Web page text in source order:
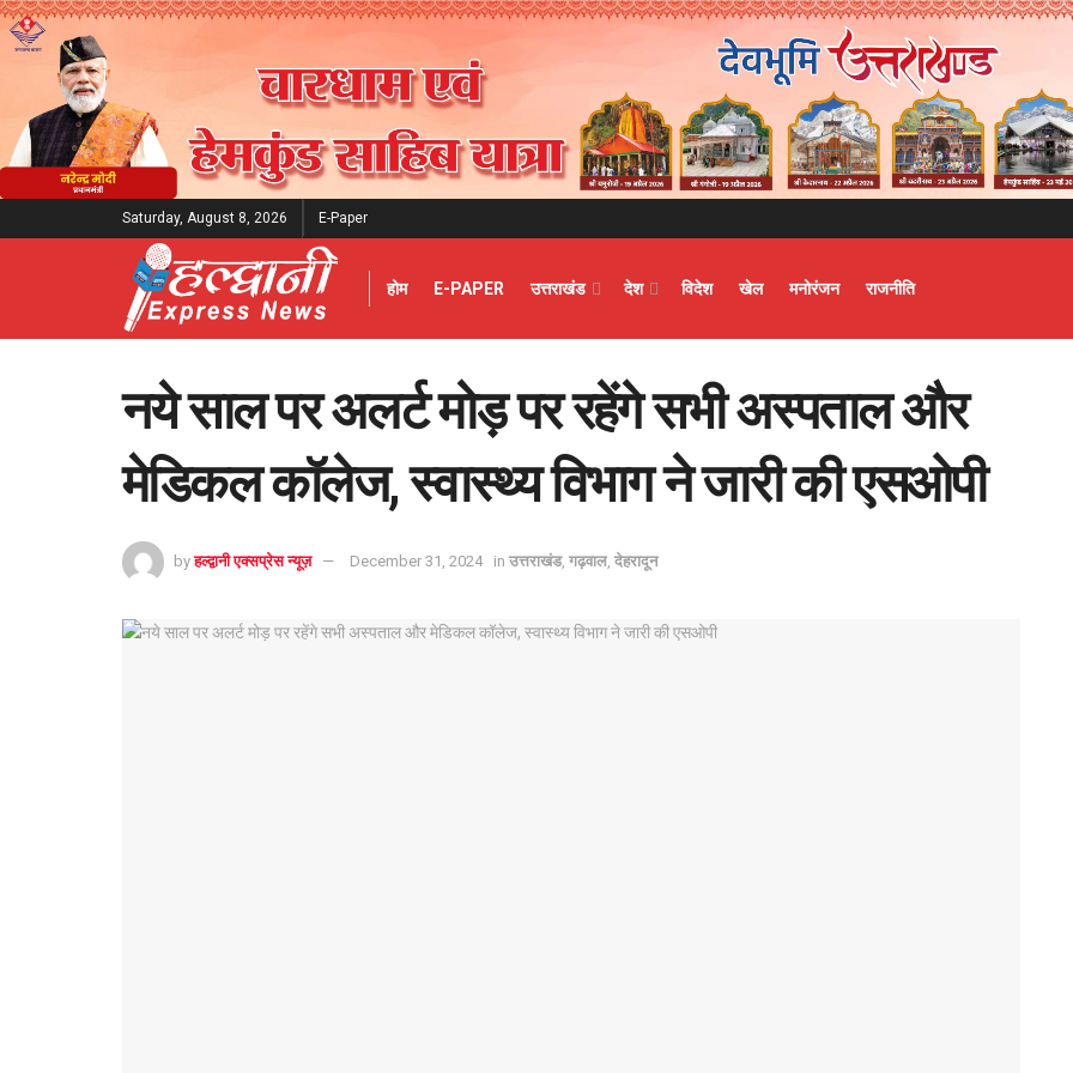
Saturday, August 8, 2026 E-Paper
होम E-PAPER उत्तराखंड देश विदेश खेल मनोरंजन राजनीति
नये साल पर अलर्ट मोड़ पर रहेंगे सभी अस्पताल और
मेडिकल कॉलेज, स्वास्थ्य विभाग ने जारी की एसओपी
by हल्द्वानी एक्सप्रेस न्यूज़ December 31, 2024 in उत्तराखंड, गढ़वाल, देहरादून